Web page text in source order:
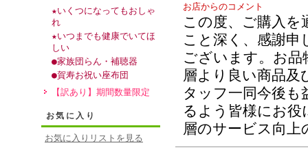
★いくつになってもおしゃ
れ
★いつまでも健康でいてほ
しい
●家族団らん・補聴器
●賀寿お祝い座布団
【訳あり】期間数量限定
お気に入り
お気に入りリストを見る
お店からのコメント
この度、ご購入
こと深く、感謝申
ございます。お
層より良い商品
タッフ一同今後も
るよう皆様にお役
層のサービス向